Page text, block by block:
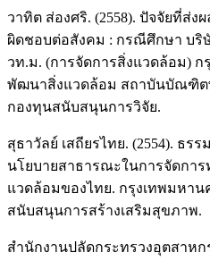
วาทิต ส่องศริ. (2558). ปัจจัยที่ส่ง
ผิดชอบต่อสังคม : กรณีศึกษา บริ
วท.ม. (การจัดการสิ่งแวดล้อม)
พัฒนาสิ่งแวดล้อม สถาบันบัณฑิ
กองทุนสนับสนุนการวิจัย.
สุธาวัลย์ เสถียรไทย. (2554). ธร
นโยบายสาธารณะในการจัดกา
แวดล้อมของไทย. กรุงเทพมหา
สนับสนุนการสร้างเสริมสุขภาพ.
สำนักงานปลัดกระทรวงอุตสาหก